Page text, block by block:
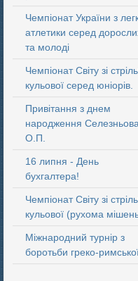
Чемпіонат України з
атлетики серед
та молоді
Чемпіонат Світу зі
кульової серед юніорів.
Привітання з днем
народження Селезньова
О.П.
16 липня - День
бухгалтера!
Чемпіонат Світу зі
кульової (рухома
Міжнародний турнір з
боротьби греко-